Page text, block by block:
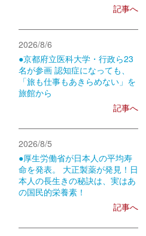
記事へ
2026/8/6
●京都府立医科大学・行政ら23
名が参画 認知症になっても、
「旅も仕事もあきらめない」を
旅館から
記事へ
2026/8/5
●厚生労働省が日本人の平均寿
命を発表。 大正製薬が発見！日
本人の長生きの秘訣は、実はあ
の国民的栄養素！
記事へ